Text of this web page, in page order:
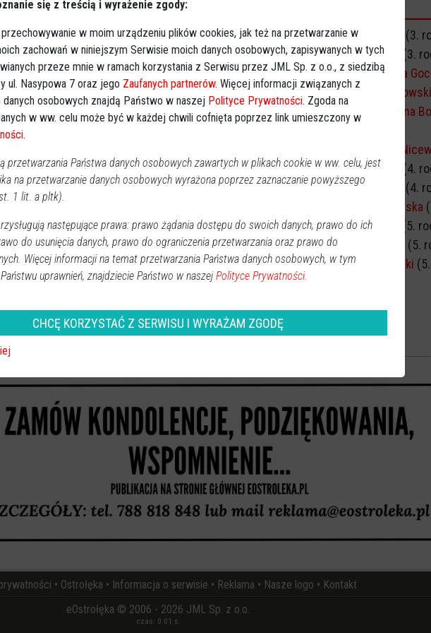
ul. Kujawska 13 w Ostrołęce.
się 4.06.2021 r., godz. 10:00.
godz. 16:00, piątek, godz. 9:00.
świeczek
↗ Udostępnij
wróć
Alicja Żebrowska
(3.
Cezary Moniński
(3.
Barbara Anastazja
Stanisław Korytkowski
Jadwiga Magdalena
Bogdan Dominik
Stanisława Kusy
(4.
Zofia Dobkowska
(4.
Teresa Modzelewska
Krzysztof Kopeć
(5.
Roman Łoniewski
(5.
Wiesław Grochocki
• Ostrołęka • Informacja o serwisie • Reklama • Nasze logo • Kontakt
eOstrołęka © 2006 - 2026 JML Sp. z o.o.
czas: 0.01 s.
się z treścią i wyrażenie zgody:
w moim urządzeniu plików cookies, jak też na przetwarzanie w
zachowań w niniejszym Serwisie moich danych osobowych, zapisywanych w tych
przeze mnie w ramach korzystania z Serwisu przez JML Sp. z o.o., z siedzibą
ul. Nasypowa 7 oraz jego Zaufanych partnerów. Więcej informacji związanych z
osobowych znajdą Państwo w naszej Polityce Prywatności. Zgoda na
w ww. celu może być w każdej chwili cofnięta poprzez link umieszczony w
.
przetwarzania Państwa danych osobowych zawartych w plikach cookie w ww. celu, jest
na przetwarzanie danych osobowych wyrażona poprzez zaznaczanie powyższego
1 lit. a pltk).
następujące prawa: prawo żądania dostępu do swoich danych, prawo do ich
do usunięcia danych, prawo do ograniczenia przetwarzania oraz prawo do
Więcej informacji na temat przetwarzania Państwa danych osobowych, w tym
uprawnień, znajdziecie Państwo w naszej Polityce Prywatności.
CHCĘ KORZYSTAĆ Z SERWISU I WYRAŻAM ZGODĘ